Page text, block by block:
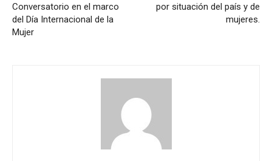
Conversatorio en el marco
del Día Internacional de la
Mujer
por situación del país y de
mujeres.